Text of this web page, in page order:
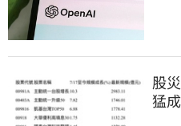
股
猛